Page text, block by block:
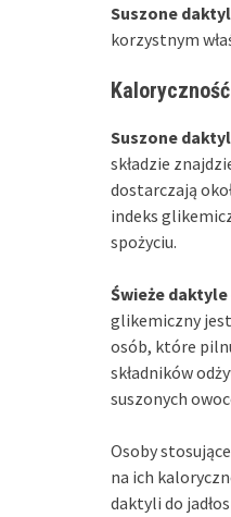
Suszone
korzystnym
Suszone
składzie
dostarczają
indeks
spożyciu.
Świeże daktyle
glikemiczny
osób, które
składników
suszonych
Osoby
na ich
daktyli do